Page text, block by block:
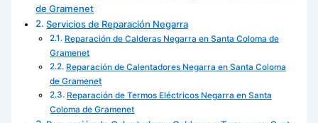
de Gramenet
Servicios de Reparación Negarra
Reparación de Calderas Negarra en Santa Coloma de
Gramenet
Reparación de Calentadores Negarra en Santa Coloma
de Gramenet
Reparación de Termos Eléctricos Negarra en Santa
Coloma de Gramenet